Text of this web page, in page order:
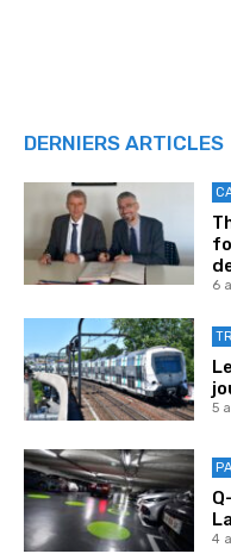
DERNIERS ARTICLES
6
5
4